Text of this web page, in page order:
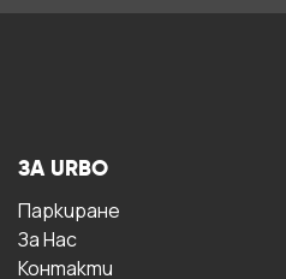
ЗА URBO
Паркиране
За Hас
Контакти